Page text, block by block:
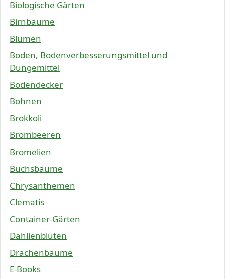
Biologische Gärten
Birnbäume
Blumen
Boden, Bodenverbesserungsmittel und
Düngemittel
Bodendecker
Bohnen
Brokkoli
Brombeeren
Bromelien
Buchsbäume
Chrysanthemen
Clematis
Container-Gärten
Dahlienblüten
Drachenbäume
E-Books